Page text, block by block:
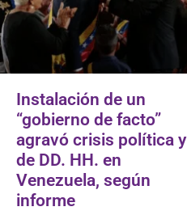
Instalación de un
“gobierno de facto”
agravó crisis política y
de DD. HH. en
Venezuela, según
informe